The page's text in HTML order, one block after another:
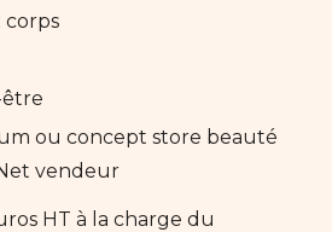
corps
ou concept store beauté
vendeur
HT à la charge du